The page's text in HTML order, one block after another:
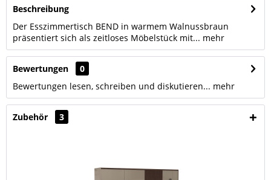
Beschreibung
Der Esszimmertisch BEND in warmem Walnussbraun
präsentiert sich als zeitloses Möbelstück mit... mehr
Bewertungen
0
Bewertungen lesen, schreiben und diskutieren... mehr
Zubehör 3